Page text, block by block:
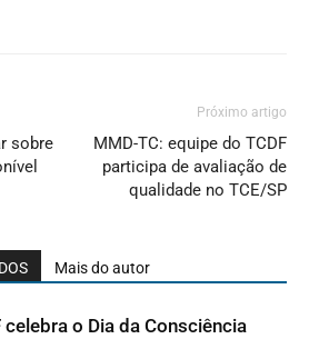
sobre
Próximo artigo
MMD-TC: equipe do TCDF
participa de avaliação de
qualidade no TCE/SP
Mais do autor
celebra o Dia da Consciência